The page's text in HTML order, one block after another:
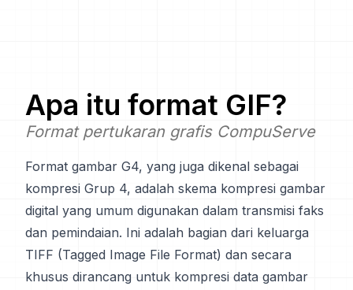
Apa itu format GIF?
Format pertukaran grafis CompuServe
Format gambar G4, yang juga dikenal sebagai
kompresi Grup 4, adalah skema kompresi gambar
digital yang umum digunakan dalam transmisi faks
dan pemindaian. Ini adalah bagian dari keluarga
TIFF (Tagged Image File Format) dan secara
khusus dirancang untuk kompresi data gambar